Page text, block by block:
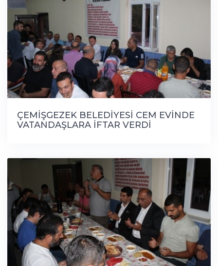
ÇEMİŞGEZEK BELEDİYESİ CEM EVİNDE
VATANDAŞLARA İFTAR VERDİ